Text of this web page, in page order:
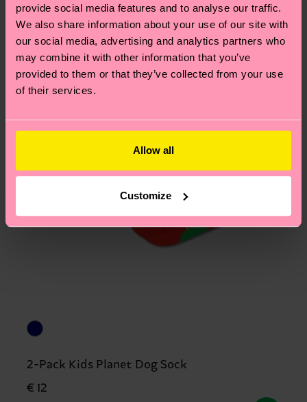
provide social media features and to analyse our traffic.
We also share information about your use of our site with
our social media, advertising and analytics partners who
may combine it with other information that you’ve
provided to them or that they’ve collected from your use
of their services.
Allow all
Customize
Du hast Fragen zu einer Retoure? In unserem
Hilfebereich im ArtikelRetourenfindest du die
am häufigsten gestellten Fragen.
2-Pack Kids Planet Dog Sock
€ 12